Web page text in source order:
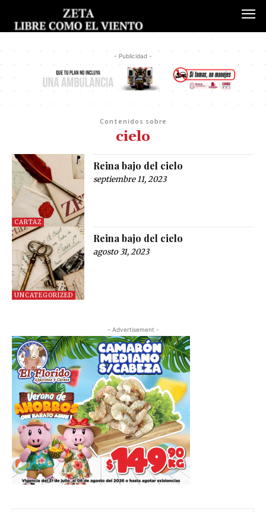
- Publicidad -
Contenidos sobre
cielo
CARTAZ
Reina bajo del cielo
septiembre 11, 2023
UNCATEGORIZED
Reina bajo del cielo
agosto 31, 2023
- Advertisement -